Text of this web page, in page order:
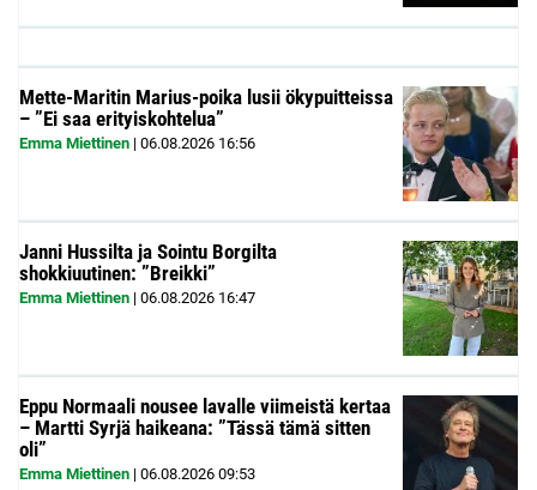
Mette-Maritin Marius-poika lusii ökypuitteissa
– ”Ei saa erityiskohtelua”
Emma Miettinen | 06.08.2026 16:56
Janni Hussilta ja Sointu Borgilta
shokkiuutinen: ”Breikki”
Emma Miettinen | 06.08.2026 16:47
Eppu Normaali nousee lavalle viimeistä kertaa
– Martti Syrjä haikeana: ”Tässä tämä sitten
oli”
Emma Miettinen | 06.08.2026 09:53